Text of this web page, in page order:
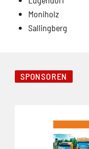
Moniholz
Sallingberg
SPONSOREN